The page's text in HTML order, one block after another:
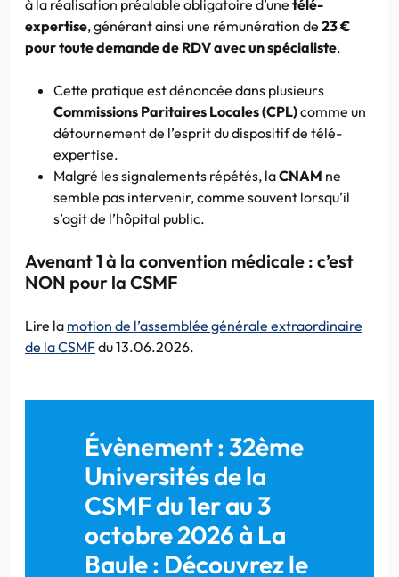
à la réalisation préalable obligatoire d’une télé-
expertise, générant ainsi une rémunération de 23 €
pour toute demande de RDV avec un spécialiste.
Cette pratique est dénoncée dans plusieurs
Commissions Paritaires Locales (CPL)comme un
détournement de l’esprit du dispositif de télé-
expertise.
Malgré les signalements répétés, laCNAM ne
semble pas intervenir, comme souvent lorsqu’il
s’agit de l’hôpital public.
Avenant 1 à la convention médicale : c’est
NON pour la CSMF
Lire la motion de l’assemblée générale extraordinaire
de la CSMFdu 13.06.2026.
Évènement : 32ème
Universités de la
CSMF du 1er au 3
octobre 2026 à La
Baule : Découvrez le